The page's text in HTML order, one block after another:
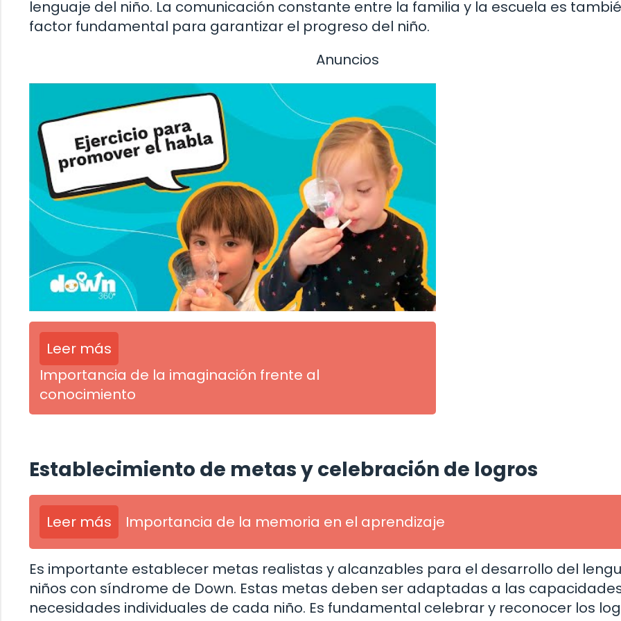
lenguaje del niño. La comunicación constante entre la familia y la escuela es
factor fundamental para garantizar el progreso del niño.
Anuncios
Leer más
Importancia de la imaginación frente al
conocimiento
Establecimiento de metas y celebración de logros
Leer más Importancia de la memoria en el aprendizaje
Es importante establecer metas realistas y alcanzables para el desarrollo del
niños con síndrome de Down. Estas metas deben ser adaptadas a las
necesidades individuales de cada niño. Es fundamental celebrar y reconocer los